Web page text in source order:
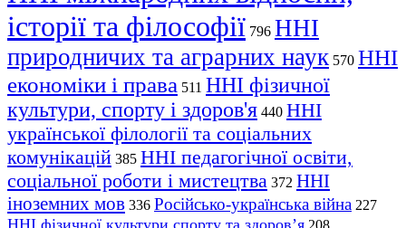
історії та філософії 796 ННІ
природничих та аграрних наук 570 ННІ
економіки і права 511 ННІ фізичної
культури, спорту і здоров'я 440 ННІ
української філології та соціальних
комунікацій 385 ННІ педагогічної освіти,
соціальної роботи і мистецтва 372 ННІ
іноземних мов 336 Російсько-українська війна 227
208